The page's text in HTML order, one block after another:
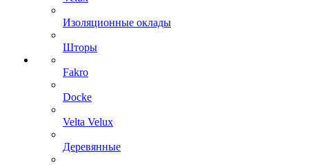
Изоляционные оклады
Шторы
Fakro
Docke
Velta Velux
Деревянные